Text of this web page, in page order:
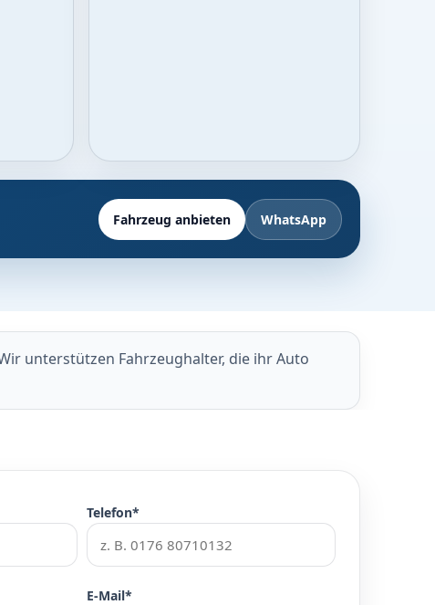
Fahrzeug anbieten WhatsApp
unterstützen Fahrzeughalter, die ihr Auto
Telefon*
E-Mail*